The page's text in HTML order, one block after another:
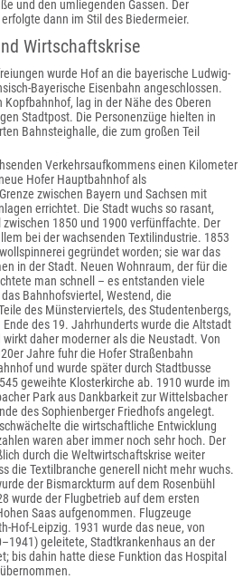
und den umliegenden Gassen. Der
dann im Stil des Biedermeier.
Wirtschaftskrise
wurde Hof an die bayerische Ludwig-
Bayerische Eisenbahn angeschlossen.
Kopfbahnhof, lag in der Nähe des Oberen
Stadtpost. Die Personenzüge hielten in
Bahnsteighalle, die zum großen Teil
Verkehrsaufkommens einen Kilometer
Hofer Hauptbahnhof als
zwischen Bayern und Sachsen mit
errichtet. Die Stadt wuchs so rasant,
1850 und 1900 verfünffachte. Der
bei der wachsenden Textilindustrie. 1853
gegründet worden; sie war das
in der Stadt. Neuen Wohnraum, der für die
man schnell – es entstanden viele
Bahnhofsviertel, Westend, die
des Münsterviertels, des Studentenbergs,
des 19. Jahrhunderts wurde die Altstadt
daher moderner als die Neustadt. Von
Jahre fuhr die Hofer Straßenbahn
und wurde später durch Stadtbusse
geweihte Klosterkirche ab. 1910 wurde im
Park aus Dankbarkeit zur Wittelsbacher
des Sophienberger Friedhofs angelegt.
die wirtschaftliche Entwicklung
waren aber immer noch sehr hoch. Der
durch die Weltwirtschaftskrise weiter
die Textilbranche generell nicht mehr wuchs.
der Bismarckturm auf dem Rosenbühl
wurde der Flugbetrieb auf dem ersten
Saas aufgenommen. Flugzeuge
Hof-Leipzig. 1931 wurde das neue, von
geleitete, Stadtkrankenhaus an der
bis dahin hatte diese Funktion das Hospital